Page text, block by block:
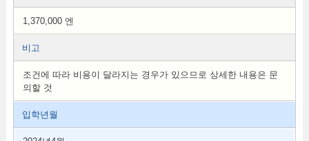
1,370,000 엔
비고
조건에 따라 비용이 달라지는 경우가 있으므로 상세한 내용은 문
의할 것
입학년월